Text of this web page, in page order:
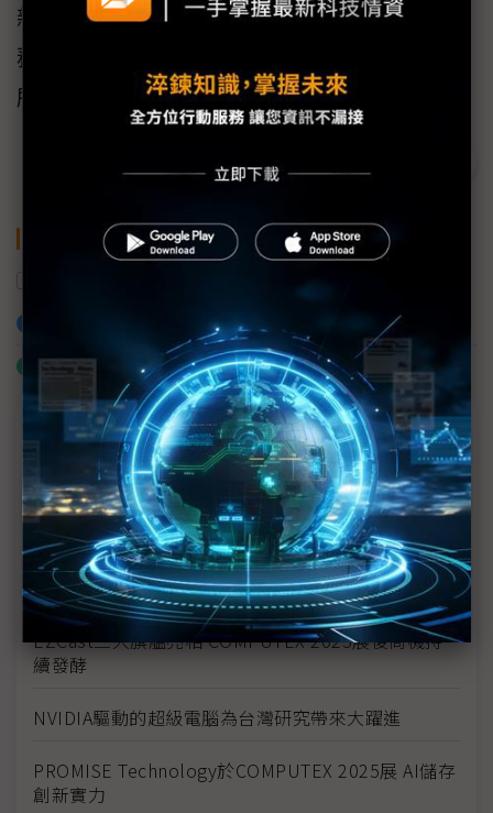
新多元儲存方案與各種場域的軟硬韌體整合服
務，期能成為產業生態系的最佳合作盟友，為
所有利害關係人帶來共創服務加值的效益。
AI
加入已選取到「關鍵字追蹤」
什麼是「關鍵字追蹤」
議題精選－COMPUTEX 2025
威強電深化醫療、邊緣平台、工業通訊布局 三大領域
解決方案滿足邊緣AI需求
從潤滑油到冷卻液 嘉實多COMPUTEX大秀液冷黑科
技
EZCast三大旗艦亮相 COMPUTEX 2025展後商機持
續發酵
NVIDIA驅動的超級電腦為台灣研究帶來大躍進
PROMISE Technology於COMPUTEX 2025展 AI儲存
創新實力